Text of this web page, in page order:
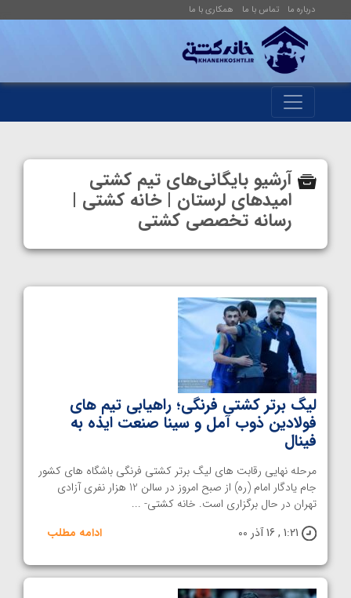
درباره ما تماس با ما همکاری با ما
آرشیو بایگانی‌های تیم کشتی
امیدهای لرستان | خانه کشتی |
رسانه تخصصی کشتی
لیگ برتر کشتی فرنگی؛ راهیابی تیم های
فولادین ذوب آمل و سینا صنعت ایذه به
فینال
مرحله نهایی رقابت های لیگ برتر کشتی فرنگی باشگاه های کشور
جام یادگار امام (ره) از صبح امروز در سالن 12 هزار نفری آزادی
تهران در حال برگزاری است. خانه کشتی- ...
1:21 , 16 آذر 00
ادامه مطلب